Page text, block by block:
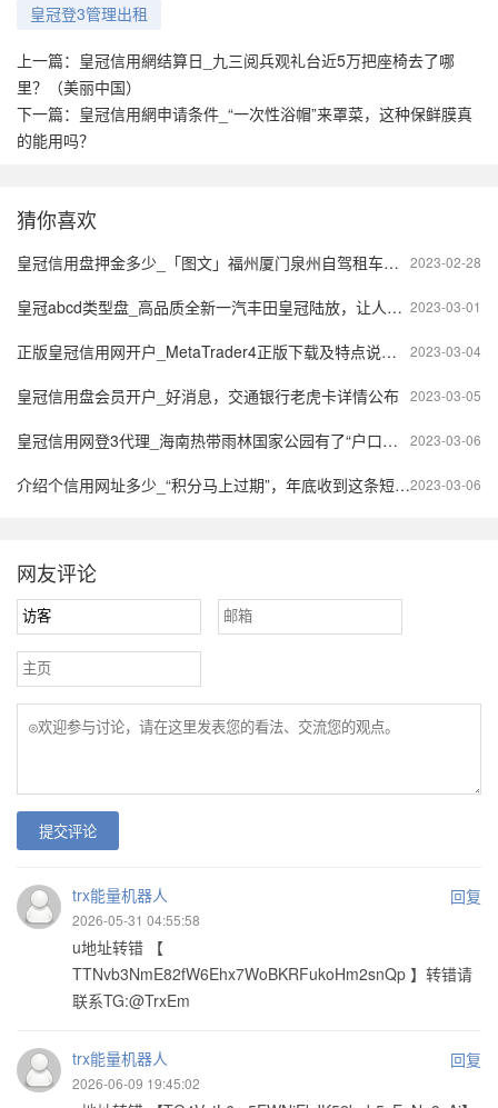
皇冠登3管理出租
上一篇： 皇冠信用網结算日_九三阅兵观礼台近5万把座椅去了哪
里？（美丽中国）
下一篇： 皇冠信用網申请条件_“一次性浴帽”来罩菜，这种保鲜膜真
的能用吗？
猜你喜欢
2023-02-28
皇冠信用盘押金多少_「图文」福州厦门泉州自驾租车公司费用、价格需要多少钱一天
2023-03-01
皇冠abcd类型盘_高品质全新一汽丰田皇冠陆放，让人十分喜爱
2023-03-04
正版皇冠信用网开户_MetaTrader4正版下载及特点说明|软件介绍
2023-03-05
皇冠信用盘会员开户_好消息，交通银行老虎卡详情公布
2023-03-06
皇冠信用网登3代理_海南热带雨林国家公园有了“户口本”！
2023-03-06
介绍个信用网址多少_“积分马上过期”，年底收到这条短信怎么办？
网友评论
提交评论
trx能量机器人 回复
2026-05-31 04:55:58
u地址转错 【
TTNvb3NmE82fW6Ehx7WoBKRFukoHm2snQp 】转错请
联系TG:@TrxEm
trx能量机器人 回复
2026-06-09 19:45:02